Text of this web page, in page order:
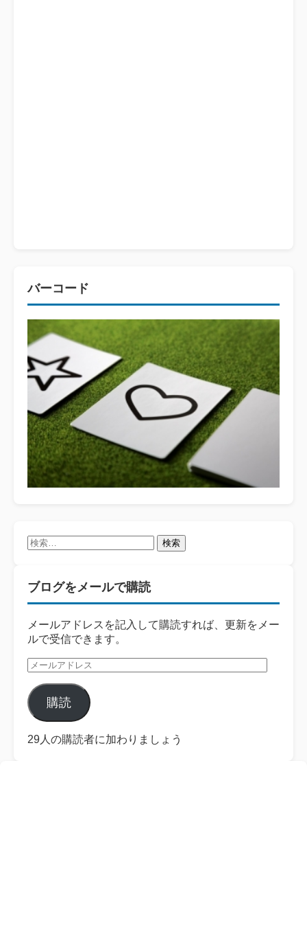
バーコード
検
ブログをメールで購読
メールアドレスを記入して購読すれば、更新をメー
ルで受信できます。
メ
ル
ア
ド
レ
購読
29人の購読者に加わりましょう